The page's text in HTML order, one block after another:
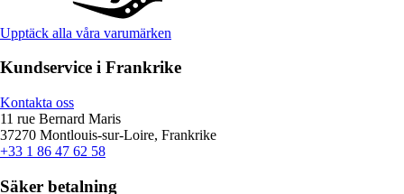
Upptäck alla våra varumärken
Kundservice i Frankrike
Kontakta oss
11 rue Bernard Maris
37270 Montlouis-sur-Loire, Frankrike
+33 1 86 47 62 58
Säker betalning